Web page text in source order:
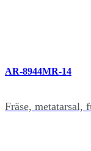
AR-8944MR-14
Fräse, metatarsal,